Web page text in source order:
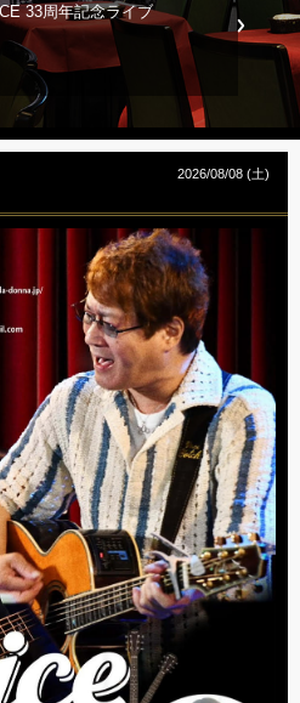
33周年記念ライブ
2026/08/08 (土)